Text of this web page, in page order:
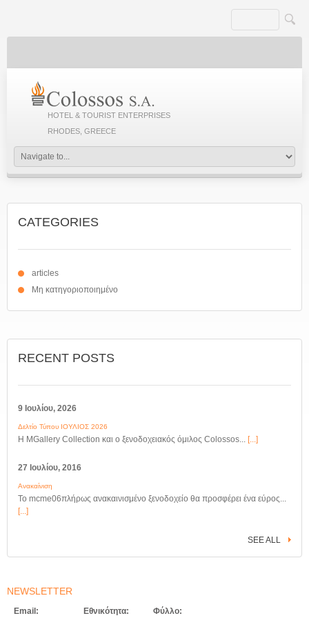
HOTEL & TOURIST ENTERPRISES
RHODES, GREECE
CATEGORIES
articles
Μη κατηγοριοποιημένο
RECENT POSTS
9 Ιουλίου, 2026
Δελτίο Τύπου ΙΟΥΛΙΟΣ 2026
Η MGallery Collection και ο ξενοδοχειακός όμιλος Colossos... [...]
27 Ιουλίου, 2016
Ανακαίνιση
Το mcme06πλήρως ανακαινισμένο ξενοδοχείο θα προσφέρει ένα εύρος...
[...]
SEE ALL
NEWSLETTER
Email: Εθνικότητα: Φύλλο: